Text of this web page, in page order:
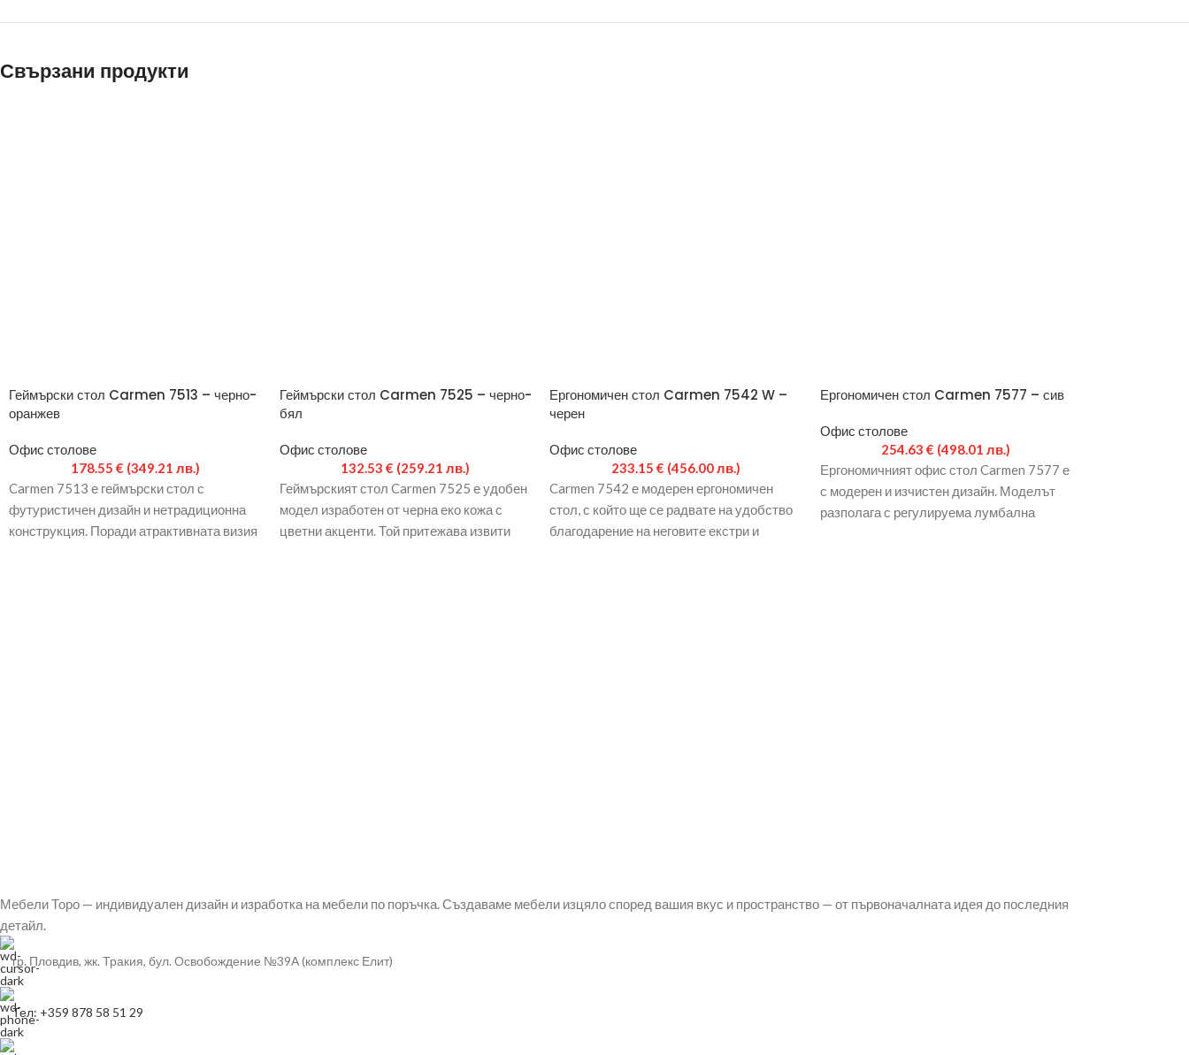
Свързани продукти
Геймърски стол Carmen 7513 – черно-
оранжев
Офис столове
178.55 € (349.21 лв.)
Carmen 7513 е геймърски стол с
футуристичен дизайн и нетрадиционна
конструкция. Поради атрактивната визия
Геймърски стол Carmen 7525 – черно-
бял
Офис столове
132.53€ (259.21 лв.)
Геймърският стол Carmen 7525 е удобен
модел изработен от черна еко кожа с
цветни акценти. Той притежава извити
Ергономичен стол Carmen 7542 W –
черен
Офис столове
233.15 € (456.00 лв.)
Carmen 7542 е модерен ергономичен
стол, с който ще се радвате на удобство
благодарение на неговите екстри и
Ергономичен стол Carmen 7577 – сив
Офис столове
254.63€ (498.01 лв.)
Ергономичният офис стол Carmen 7577 е
с модерен и изчистен дизайн. Моделът
разполага с регулируема лумбална
Мебели Торо — индивидуален дизайн и изработка на мебели по поръчка. Създаваме мебели изцяло според вашия вкус и пространство — от първоначалната идея до последния
детайл.
гр. Пловдив, жк. Тракия, бул. Освобождение №39А (комплекс Елит)
Тел: +359 878 58 51 29